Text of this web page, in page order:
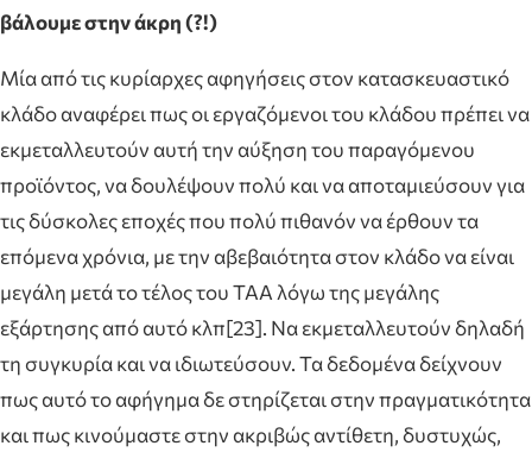
βάλουμε στην άκρη (?!)
Μία από τις κυρίαρχες αφηγήσεις στον κατασκευαστικό
κλάδο αναφέρει πως οι εργαζόμενοι του κλάδου πρέπει να
εκμεταλλευτούν αυτή την αύξηση του παραγόμενου
προϊόντος, να δουλέψουν πολύ και να αποταμιεύσουν για
τις δύσκολες εποχές που πολύ πιθανόν να έρθουν τα
επόμενα χρόνια, με την αβεβαιότητα στον κλάδο να είναι
μεγάλη μετά το τέλος του ΤΑΑ λόγω της μεγάλης
εξάρτησης από αυτό κλπ[23]. Να εκμεταλλευτούν δηλαδή
τη συγκυρία και να ιδιωτεύσουν. Τα δεδομένα δείχνουν
πως αυτό το αφήγημα δε στηρίζεται στην πραγματικότητα
και πως κινούμαστε στην ακριβώς αντίθετη, δυστυχώς,